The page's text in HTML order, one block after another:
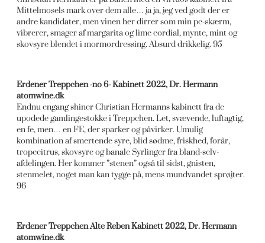
Mittelmosels mark over dem alle… ja ja, jeg ved godt der er
andre kandidater, men vinen her dirrer som min pc-skærm,
vibrerer, smager af margarita og lime cordial, mynte, mint og
skovsyre blendet i mormordressing. Absurd drikkelig. 95
Erdener Treppchen -no 6- Kabinett 2022, Dr. Hermann
atomwine.dk
Endnu engang shiner Christian Hermanns kabinett fra de
upodede gamlingestokke i Treppchen. Let, svævende, luftagtig,
en fe, men… en FE, der sparker og påvirker. Umulig
kombination af smertende syre, blid sødme, friskhed, forår,
tropecitrus, skovsyre og banale Syrlinger fra bland-selv-
afdelingen. Her kommer ”stenen” også til sidst, gnisten,
stenmelet, noget man kan tygge på, mens mundvandet sprøjter.
96
Erdener Treppchen Alte Reben Kabinett 2022, Dr. Hermann
atomwine.dk